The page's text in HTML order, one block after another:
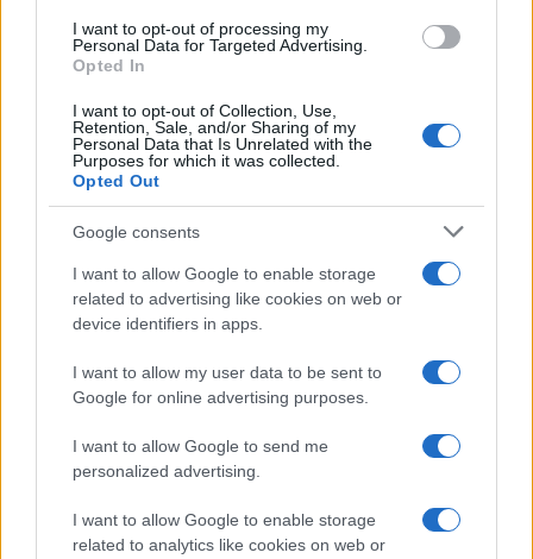
consent section.
I want to opt-out of processing my
Personal Data for Targeted Advertising.
Opted In
I want to opt-out of Collection, Use,
Retention, Sale, and/or Sharing of my
Personal Data that Is Unrelated with the
Purposes for which it was collected.
Opted Out
Google consents
I want to allow Google to enable storage
related to advertising like cookies on web or
device identifiers in apps.
I want to allow my user data to be sent to
Google for online advertising purposes.
I want to allow Google to send me
personalized advertising.
I want to allow Google to enable storage
related to analytics like cookies on web or